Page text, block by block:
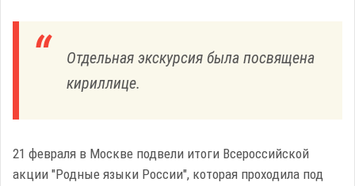
Отдельная экскурсия была посвящена
кириллице.
21 февраля в Москве подвели итоги Всероссийской
акции "Родные языки России", которая проходила под